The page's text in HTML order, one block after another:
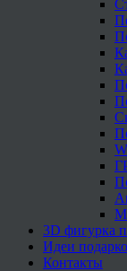
3D фигурка
Идеи
Контакты